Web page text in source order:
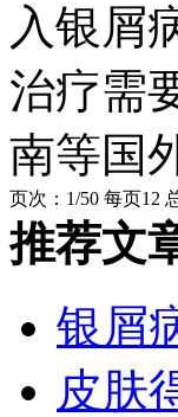
入银屑
治疗需
南等国
页次：1/50 每页12
推荐文
银屑
皮肤